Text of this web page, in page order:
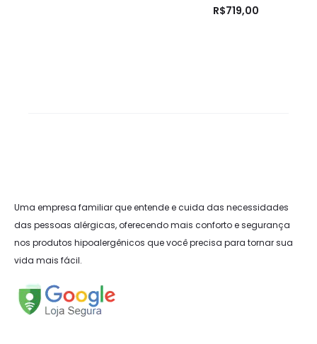
Avaliaç
ão
R$719,00
Uma empresa familiar que entende e cuida das necessidades
das pessoas alérgicas, oferecendo mais conforto e segurança
nos produtos hipoalergênicos que você precisa para tornar sua
vida mais fácil.